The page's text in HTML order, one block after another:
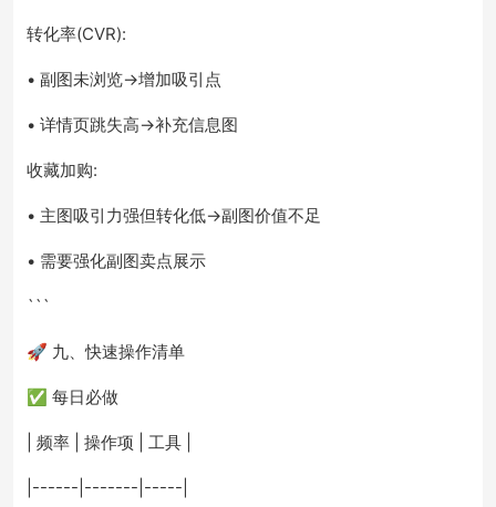
转化率(CVR):
• 副图未浏览→增加吸引点
• 详情页跳失高→补充信息图
收藏加购:
• 主图吸引力强但转化低→副图价值不足
• 需要强化副图卖点展示
```
🚀 九、快速操作清单
✅ 每日必做
| 频率 | 操作项 | 工具 |
|------|-------|-----|